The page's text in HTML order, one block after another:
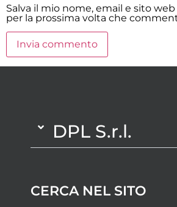
Salva il mio nome, email e sito
per la prossima volta che
DPL S.r.l.
CERCA NEL SITO